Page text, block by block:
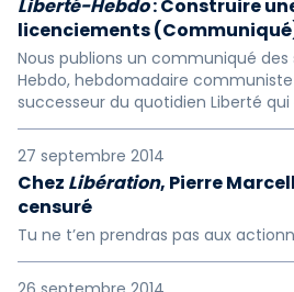
Liberté-Hebdo: Construire
licenciements
Nous publions un communiqué des
Hebdo, hebdomadaire
successeur du quotidien Liberté
27 septembre 2014
Chez Libération, Pierre
censuré
Tu ne t’en prendras pas aux